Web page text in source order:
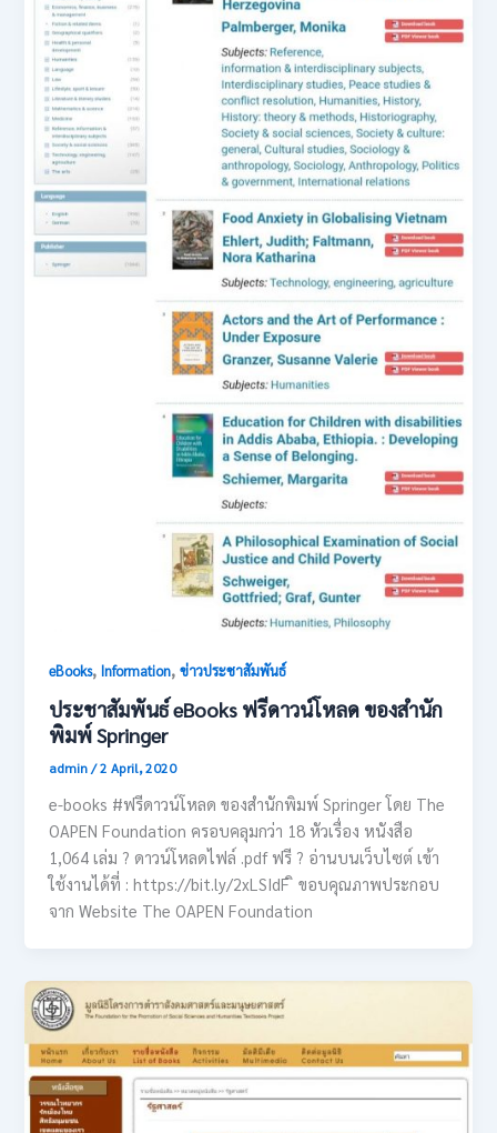
eBooks,Information,ข่าวประชาสัมพันธ์
ประชาสัมพันธ์ eBooks ฟรีดาวน์โหลด ของสำนัก
พิมพ์ Springer
admin/2 April, 2020
e-books #ฟรีดาวน์โหลด ของสำนักพิมพ์ Springer โดย The
OAPEN Foundation ครอบคลุมกว่า 18 หัวเรื่อง หนังสือ
1,064 เล่ม ? ดาวน์โหลดไฟล์ .pdf ฟรี ? อ่านบนเว็บไซต์ เข้า
ใช้งานได้ที่ : https://bit.ly/2xLSIdF ิ ขอบคุณภาพประกอบ
จาก Website The OAPEN Foundation